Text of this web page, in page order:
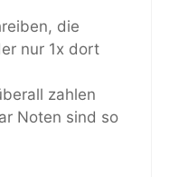
die
nur 1x dort
zahlen
Noten sind so